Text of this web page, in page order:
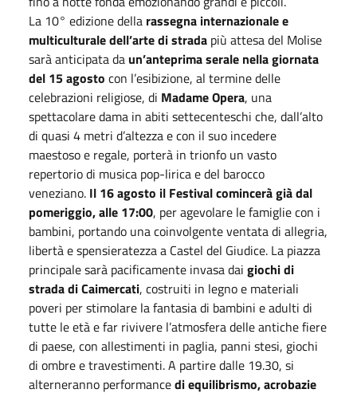
La 10° edizione della rassegna internazionalee
multiculturale dell’arte di strada più attesa del Molise
sarà anticipata da un’anteprima serale nella giornata
del 15 agosto con l’esibizione, al termine delle
celebrazioni religiose, di Madame Opera, una
spettacolare dama in abiti settecenteschi che, dall’alto
di quasi 4 metri d’altezza e con il suo incedere
maestoso e regale, porterà in trionfo un vasto
repertorio di musica pop-lirica e del barocco
veneziano. Il 16 agosto il Festival comincerà già dal
pomeriggio, alle 17:00, per agevolare le famiglie con i
bambini, portando una coinvolgente ventata di allegria,
libertà e spensieratezza a Castel del Giudice. La piazza
principale sarà pacificamente invasa dai giochi di
strada di Caimercati, costruiti in legno e materiali
poveri per stimolare la fantasia di bambini e adulti di
tutte le età e far rivivere l’atmosfera delle antiche fiere
di paese, con allestimenti in paglia, panni stesi, giochi
di ombre e travestimenti. A partire dalle 19.30, si
alterneranno performancedi equilibrismo, acrobazie